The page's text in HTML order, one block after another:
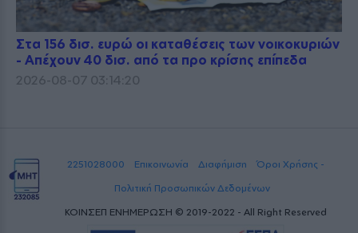
Στα 156 δισ. ευρώ οι καταθέσεις των νοικοκυριών
- Απέχουν 40 δισ. από τα προ κρίσης επίπεδα
2026-08-07 03:14:20
2251028000 Επικοινωνία Διαφήμιση
Όροι Χρήσης -
Πολιτική Προσωπικών Δεδομένων
ΚΟΙΝΣΕΠ ΕΝΗΜΕΡΩΣΗ © 2019-2022 - All Right Reserved